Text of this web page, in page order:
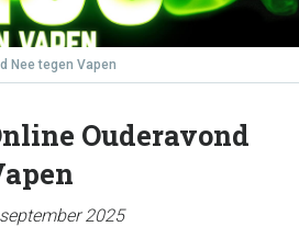
Nee tegen Vapen
Ouderavond
2025